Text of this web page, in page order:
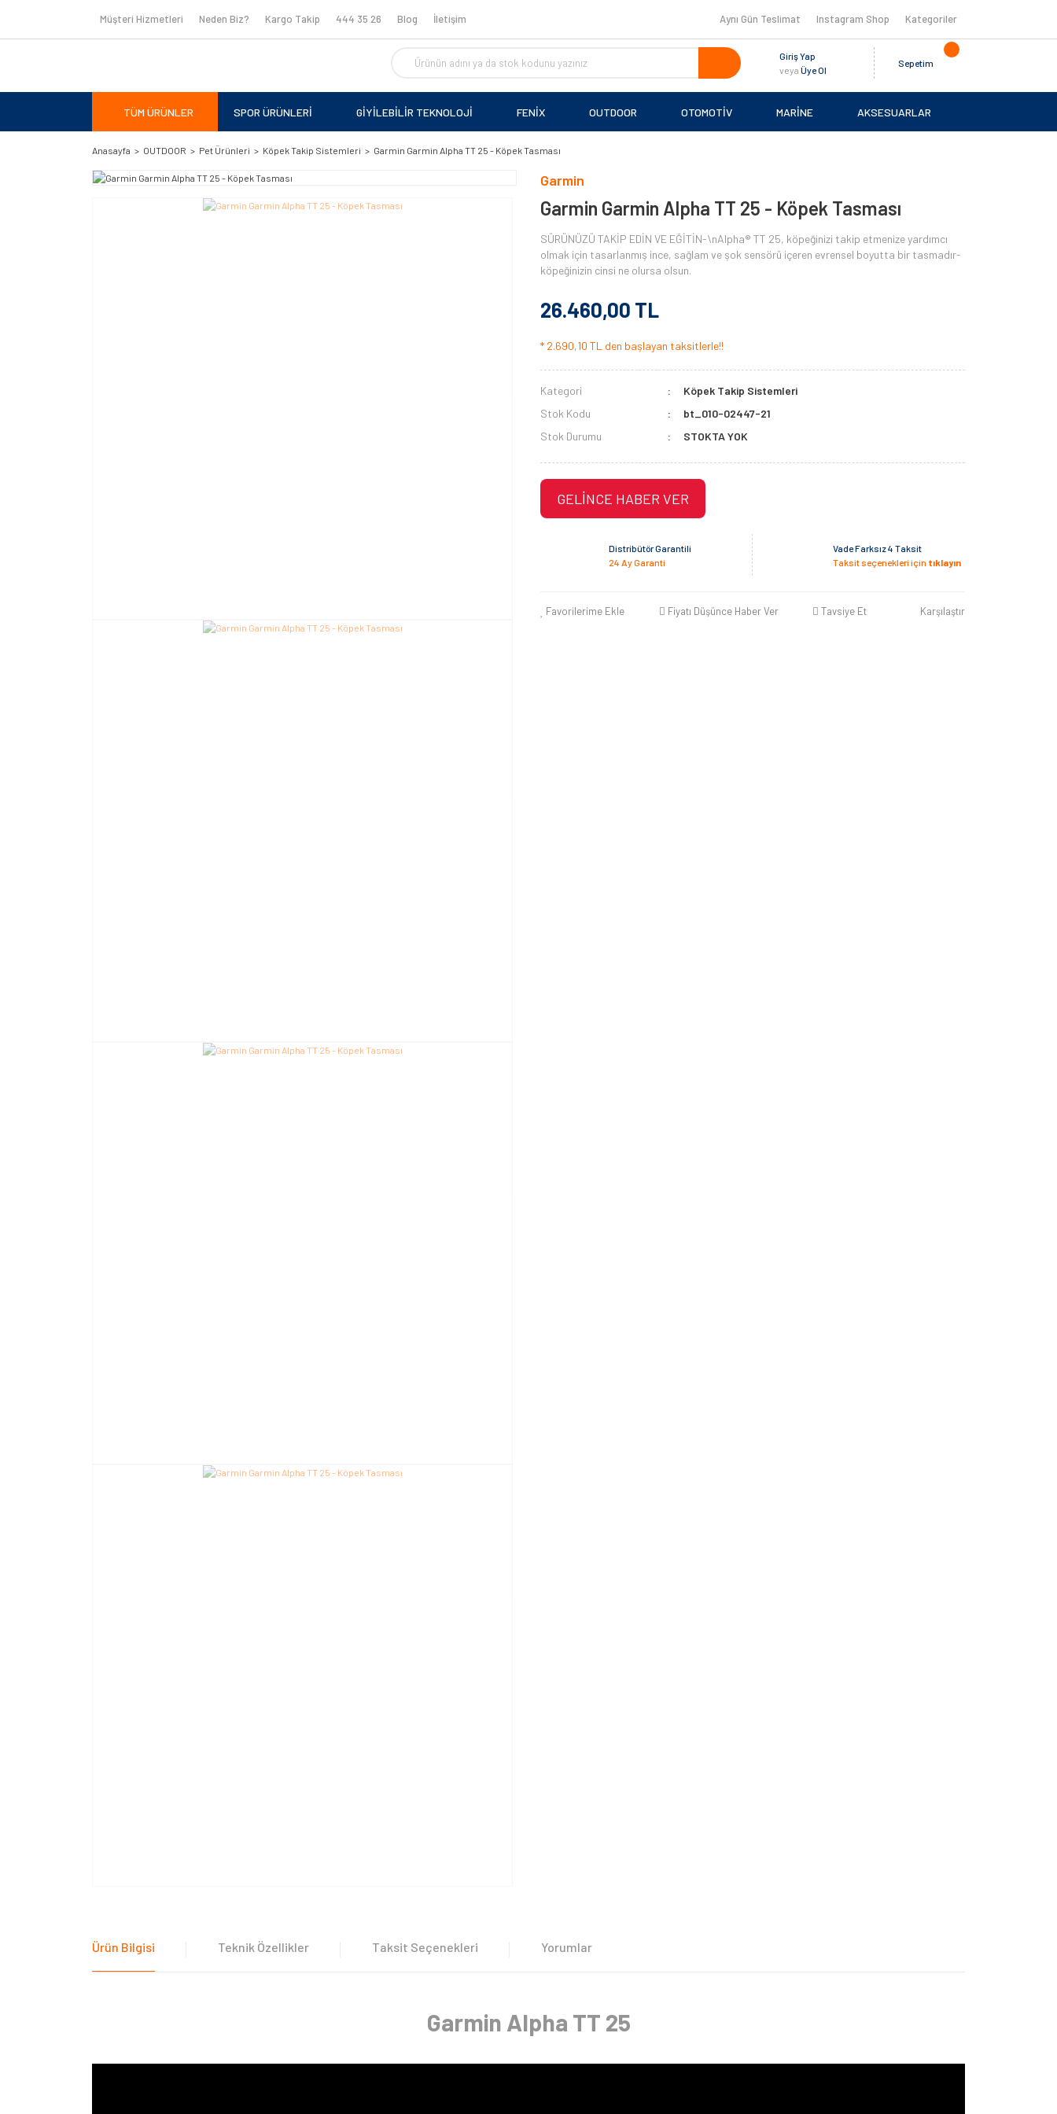
Müşteri Hizmetleri Neden Biz? Kargo Takip 444 35 26 Blog İletişim Aynı Gün Teslimat Instagram Shop Kategoriler
Giriş Yap
veya Üye Ol
Sepetim
TÜM ÜRÜNLER SPOR ÜRÜNLERİ GİYİLEBİLİR TEKNOLOJİ FENİX OUTDOOR OTOMOTİV MARİNE AKSESUARLAR
Anasayfa OUTDOOR Pet Ürünleri Köpek Takip Sistemleri Garmin Garmin Alpha TT 25 - Köpek Tasması
Garmin
Garmin Garmin Alpha TT 25 - Köpek Tasması
SÜRÜNÜZÜ TAKİP EDİN VE EĞİTİN-\nAlpha® TT 25, köpeğinizi takip etmenize yardımcı
olmak için tasarlanmış ince, sağlam ve şok sensörü içeren evrensel boyutta bir tasmadır-
köpeğinizin cinsi ne olursa olsun.
26.460,00 TL
* 2.690,10 TL den başlayan taksitlerle!!
Kategori
Köpek Takip Sistemleri
Stok Kodu
bt_010-02447-21
Stok Durumu
STOKTA YOK
GELİNCE HABER VER
Distribütör Garantili
24 Ay Garanti
Vade Farksız 4 Taksit
Taksit seçenekleri için tıklayın
Favorilerime Ekle Fiyatı Düşünce Haber Ver Tavsiye Et Karşılaştır
Ürün Bilgisi Teknik Özellikler Taksit Seçenekleri Yorumlar
Garmin Alpha TT 25